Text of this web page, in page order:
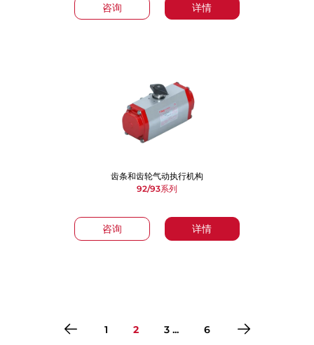
咨询 详情
咨询 详情
齿条和齿轮气动执行机构
92/93系列
1 2 3 ... 6